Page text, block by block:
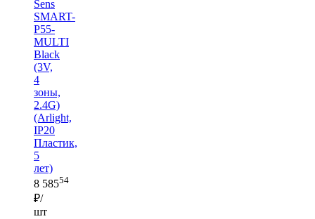
Sens
SMART-
P55-
MULTI
Black
(3V,
4
зоны,
2.4G)
(Arlight,
IP20
Пластик,
5
лет)
8 58554
₽/
шт